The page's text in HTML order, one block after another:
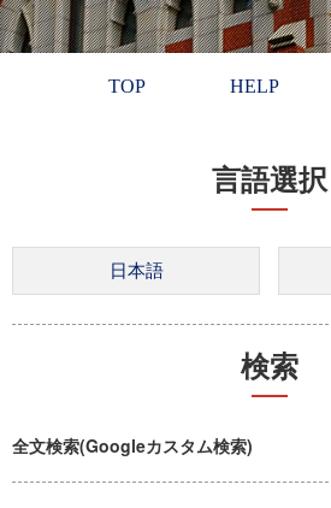
TOP HELP
言語選択
検索
全文検索(Googleカスタム検索)